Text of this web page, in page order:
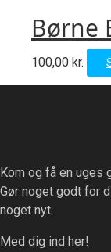
Børne
100,00 kr.
Kom og få en uges
Gør noget godt for
noget nyt.
Med dig ind her!